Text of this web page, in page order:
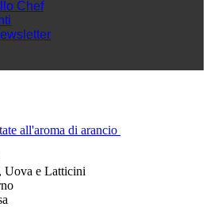
Chef
all'aroma di arancio
Uova e Latticini